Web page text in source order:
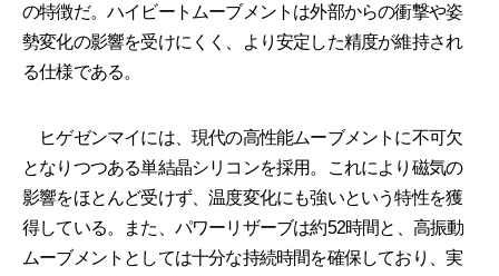
の特徴だ。ハイビートムーブメントは外部からの衝撃や姿
勢変化の影響を受けにくく、より安定した精度が維持され
る仕様である。
ヒゲゼンマイには、現代の高性能ムーブメントに不可欠
となりつつある単結晶シリコンを採用。これにより磁気の
影響をほとんど受けず、温度変化にも強いという特性を獲
得している。また、パワーリザーブは約52時間と、高振動
ムーブメントとしては十分な持続時間を確保しており、実